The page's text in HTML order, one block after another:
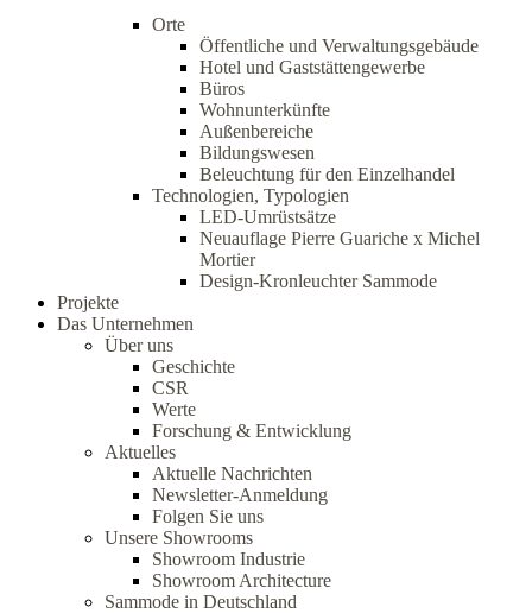
Orte
Öffentliche und Verwaltungsgebäude
Hotel und Gaststättengewerbe
Büros
Wohnunterkünfte
Außenbereiche
Bildungswesen
Beleuchtung für den Einzelhandel
Technologien, Typologien
LED-Umrüstsätze
Neuauflage Pierre Guariche x Michel
Mortier
Design-Kronleuchter Sammode
Projekte
Das Unternehmen
Über uns
Geschichte
CSR
Werte
Forschung & Entwicklung
Aktuelles
Aktuelle Nachrichten
Newsletter-Anmeldung
Folgen Sie uns
Unsere Showrooms
Showroom Industrie
Showroom Architecture
Sammode in Deutschland